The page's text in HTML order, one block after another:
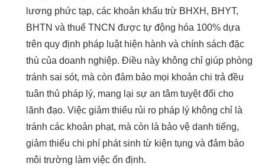
lương phức tạp, các khoản khấu trừ BHXH, BHYT,
BHTN và thuế TNCN được tự động hóa 100% dựa
trên quy định pháp luật hiện hành và chính sách đặc
thù của doanh nghiệp. Điều này không chỉ giúp phòng
tránh sai sót, mà còn đảm bảo mọi khoản chi trả đều
tuân thủ pháp lý, mang lại sự an tâm tuyệt đối cho
lãnh đạo. Việc giảm thiểu rủi ro pháp lý không chỉ là
tránh các khoản phạt, mà còn là bảo vệ danh tiếng,
giảm thiểu chi phí phát sinh từ kiện tụng và đảm bảo
môi trường làm việc ổn định.